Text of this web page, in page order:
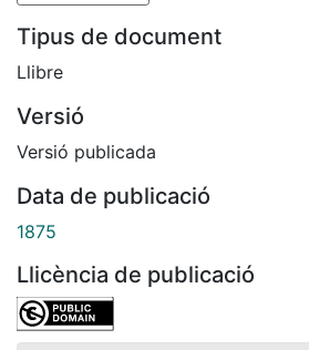
Tipus de document
Llibre
Versió
Versió publicada
Data de publicació
1875
Llicència de publicació